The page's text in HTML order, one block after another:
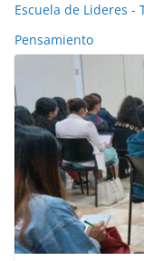
Escuela de Lideres -
Pensamiento